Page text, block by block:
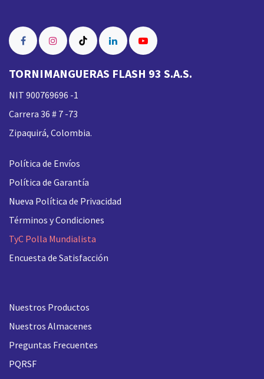
TORNIMANGUERAS FLASH 93 S.A.S.
NIT 900769696 -1
Carrera 36 # 7 -73
Zipaquirá, Colombia.
Política de Envíos
Política de Garantía
Nueva Política de Privacidad
Términos y Condiciones
TyC Polla Mundialista
Encuesta de Satisfacción
Nuestros Productos
Nuestros Almacenes
Preguntas Frecuentes
PQRSF